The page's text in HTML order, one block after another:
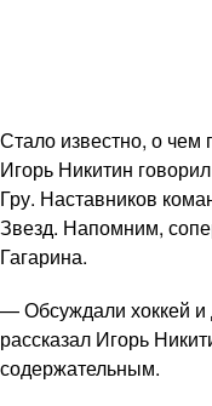
Стало известно, о чем
Игорь Никитин
Гру. Наставников
Звезд. Напомним,
Гагарина.
— Обсуждали хоккей и
рассказал Игорь
содержательным.